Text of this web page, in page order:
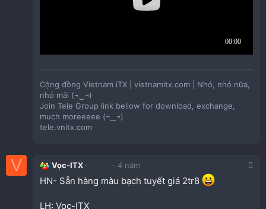
cứng để tăng khả năng lưu trữ ae nên chọn VGA dài
≤185MM​Cộng đồng Vietnam iTX | vietnamitx.com | Nhỏ, nhỏ nữa,
nhỏ mãi (¬‿¬)
Join Tele Group link bellow for download, exchange,
much moreeeee (¬‿¬)
tele.vnitx.com
V Vọc-ITX 4 năm
HN- Sẵn hàng màu bạch tuyết giá 2tr8
LH: Vọc-ITX